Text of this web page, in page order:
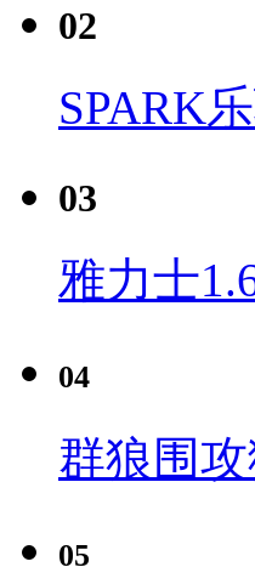
02
SPARK
03
雅力士
04
群狼围
05